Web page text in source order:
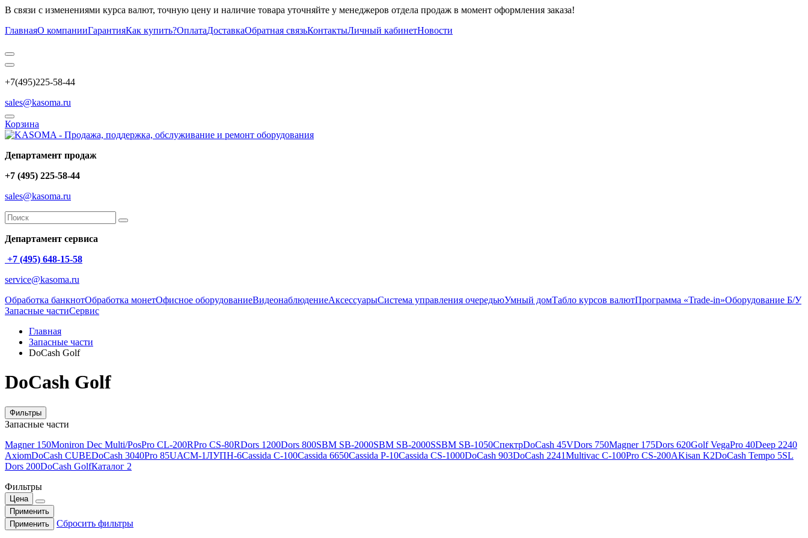
В связи с изменениями курса валют, точную цену и наличие товара уточняйте у менеджеров отдела продаж в момент оформления заказа!
ГлавнаяО компанииГарантияКак купить?ОплатаДоставкаОбратная связьКонтактыЛичный кабинетНовости
+7(495)225-58-44
sales@kasoma.ru
Корзина
Департамент продаж
+7 (495) 225-58-44
sales@kasoma.ru
Департамент сервиса
+7 (495) 648-15-58
service@kasoma.ru
Обработка банкнотОбработка монетОфисное оборудованиеВидеонаблюдениеАксессуарыСистема управления очередьюУмный домТабло курсов валютПрограмма «Trade-in»Оборудование Б/У
Запасные частиСервис
Главная
Запасные части
DoCash Golf
DoCash Golf
Фильтры
Запасные части
Magner 150Moniron Dec Multi/PosPro CL-200RPro CS-80RDors 1200Dors 800SBM SB-2000SBM SB-2000SSBM SB-1050СпектрDoCash 45VDors 750Magner 175Dors 620Golf VegaPro 40Deep 2240
AxiomDoCash CUBEDoCash 3040Pro 85UАСМ-1ЛУПН-6Cassida C-100Cassida 6650Cassida P-10Cassida CS-1000DoCash 903DoCash 2241Multivac C-100Pro CS-200AKisan K2DoCash Tempo 5SL
Dors 200DoCash GolfКаталог 2
Фильтры
Цена
Применить
Применить
Сбросить фильтры